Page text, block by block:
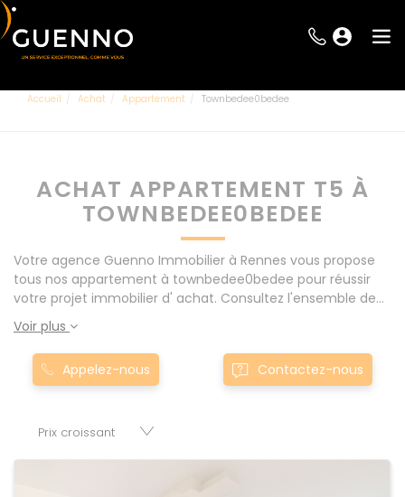
Accueil Achat Appartement Townbedee0bedee
ACHAT APPARTEMENT T5 À
TOWNBEDEE0BEDEE
Votre agence Guenno Immobilier à Rennes vous propose
tous nos appartement à townbedee0bedee pour réussir
votre projet immobilier d' achat. Consultez l'ensemble de
nos offres à Rennes mais également aux alentours : Le
Rheu, Pacé, Montgermont... Nos appartement T5 à
townbedee0bedee sont proposés au meilleur prix du
marché pour permettre au plus grand nombre de réussir
appartements, maisons, immeubles, terrains et murs.
Voir plus
Appelez-nous Contactez-nous